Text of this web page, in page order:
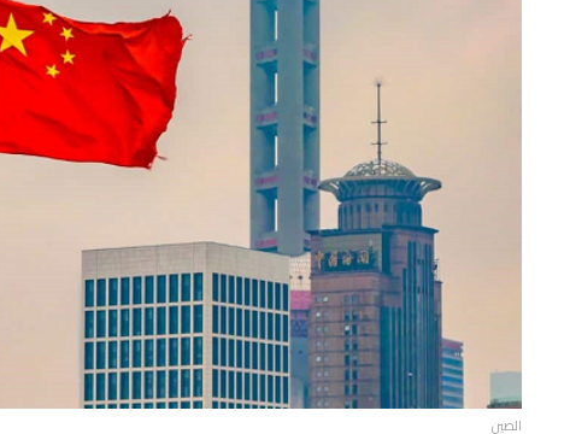
الصين